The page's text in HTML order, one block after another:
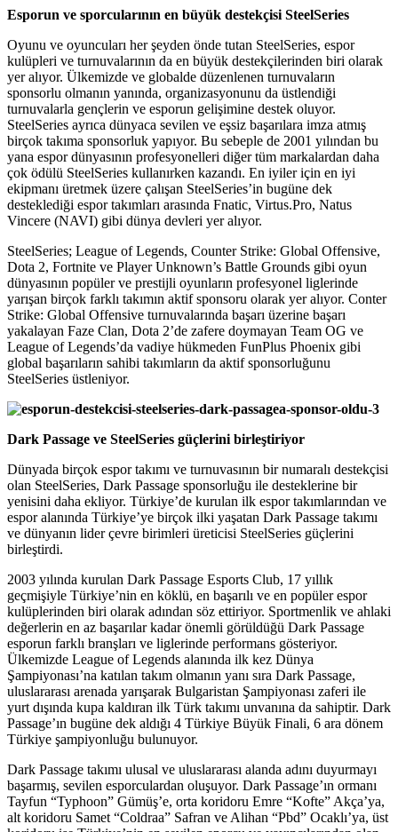
Esporun ve sporcularının en büyük destekçisi SteelSeries
Oyunu ve oyuncuları her şeyden önde tutan SteelSeries, espor
kulüpleri ve turnuvalarının da en büyük destekçilerinden biri olarak
yer alıyor. Ülkemizde ve globalde düzenlenen turnuvaların
sponsorlu olmanın yanında, organizasyonunu da üstlendiği
turnuvalarla gençlerin ve esporun gelişimine destek oluyor.
SteelSeries ayrıca dünyaca sevilen ve eşsiz başarılara imza atmış
birçok takıma sponsorluk yapıyor. Bu sebeple de 2001 yılından bu
yana espor dünyasının profesyonelleri diğer tüm markalardan daha
çok ödülü SteelSeries kullanırken kazandı. En iyiler için en iyi
ekipmanı üretmek üzere çalışan SteelSeries’in bugüne dek
desteklediği espor takımları arasında Fnatic, Virtus.Pro, Natus
Vincere (NAVI) gibi dünya devleri yer alıyor.
SteelSeries; League of Legends, Counter Strike: Global Offensive,
Dota 2, Fortnite ve Player Unknown’s Battle Grounds gibi oyun
dünyasının popüler ve prestijli oyunların profesyonel liglerinde
yarışan birçok farklı takımın aktif sponsoru olarak yer alıyor. Conter
Strike: Global Offensive turnuvalarında başarı üzerine başarı
yakalayan Faze Clan, Dota 2’de zafere doymayan Team OG ve
League of Legends’da vadiye hükmeden FunPlus Phoenix gibi
global başarıların sahibi takımların da aktif sponsorluğunu
SteelSeries üstleniyor.
Dark Passage ve SteelSeries güçlerini birleştiriyor
Dünyada birçok espor takımı ve turnuvasının bir numaralı destekçisi
olan SteelSeries, Dark Passage sponsorluğu ile desteklerine bir
yenisini daha ekliyor. Türkiye’de kurulan ilk espor takımlarından ve
espor alanında Türkiye’ye birçok ilki yaşatan Dark Passage takımı
ve dünyanın lider çevre birimleri üreticisi SteelSeries güçlerini
birleştirdi.
2003 yılında kurulan Dark Passage Esports Club, 17 yıllık
geçmişiyle Türkiye’nin en köklü, en başarılı ve en popüler espor
kulüplerinden biri olarak adından söz ettiriyor. Sportmenlik ve ahlaki
değerlerin en az başarılar kadar önemli görüldüğü Dark Passage
esporun farklı branşları ve liglerinde performans gösteriyor.
Ülkemizde League of Legends alanında ilk kez Dünya
Şampiyonası’na katılan takım olmanın yanı sıra Dark Passage,
uluslararası arenada yarışarak Bulgaristan Şampiyonası zaferi ile
yurt dışında kupa kaldıran ilk Türk takımı unvanına da sahiptir. Dark
Passage’ın bugüne dek aldığı 4 Türkiye Büyük Finali, 6 ara dönem
Türkiye şampiyonluğu bulunuyor.
Dark Passage takımı ulusal ve uluslararası alanda adını duyurmayı
başarmış, sevilen esporculardan oluşuyor. Dark Passage’ın ormanı
Tayfun “Typhoon” Gümüş’e, orta koridoru Emre “Kofte” Akça’ya,
alt koridoru Samet “Coldraa” Safran ve Alihan “Pbd” Ocaklı’ya, üst